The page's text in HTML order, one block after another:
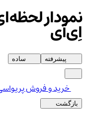
نمودار
اِی‌آی
پیشرفته ساده
خرید و فروش
بازگشت